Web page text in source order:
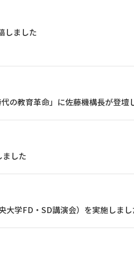
しました
の教育革命」に佐藤機構長が登壇
した
大学FD・SD講演会）を実施しま